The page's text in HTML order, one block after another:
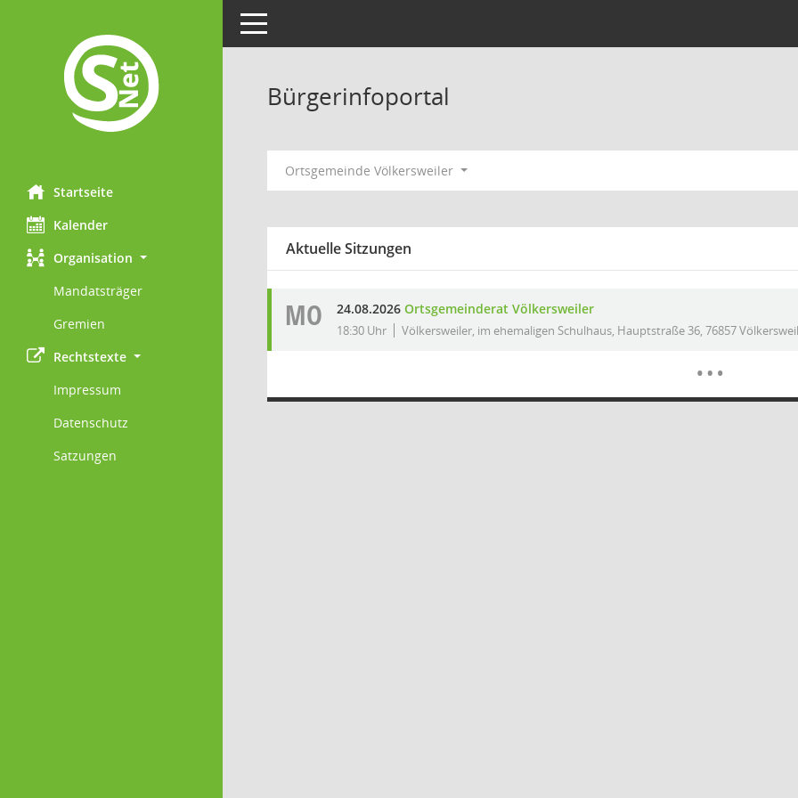
Startseite
Kalender
Organisation
Mandatsträger
Gremien
Rechtstexte
Impressum
Datenschutz
Satzungen
Toggle navigation
Bürgerinfoportal
Ortsgemeinde Völkersweiler
Aktuelle Sitzungen
MO 24.08.2026 Ortsgemeinderat Völkersweiler
18:30 Uhr Völkersweiler, im ehemaligen Schulhaus, Hauptstraße 36, 76857
…